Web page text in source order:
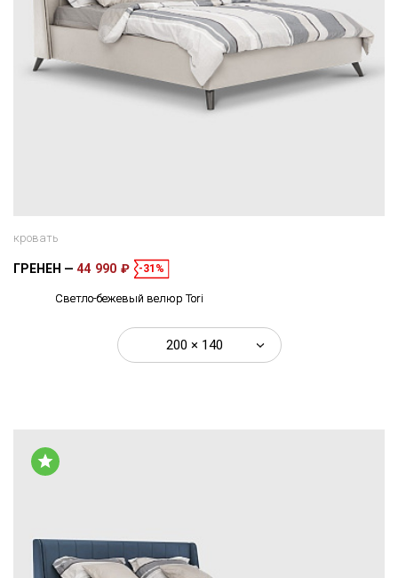
кровать
ГРЕНЕН 44 990 ₽ -31%
Светло-бежевый велюр Tori
200 × 140